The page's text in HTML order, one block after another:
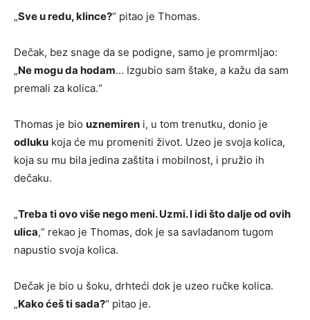
„Sve u redu, klince?“ pitao je Thomas.
Dečak, bez snage da se podigne, samo je promrmljao:
„Ne mogu da hodam… Izgubio sam štake, a kažu da sam
premali za kolica.“
Thomas je bio uznemiren i, u tom trenutku, donio je
odluku koja će mu promeniti život. Uzeo je svoja kolica,
koja su mu bila jedina zaštita i mobilnost, i pružio ih
dečaku.
„Treba ti ovo više nego meni. Uzmi. I idi što dalje od ovih
ulica,“ rekao je Thomas, dok je sa savladanom tugom
napustio svoja kolica.
Dečak je bio u šoku, drhteći dok je uzeo ručke kolica.
„Kako ćeš ti sada?“ pitao je.